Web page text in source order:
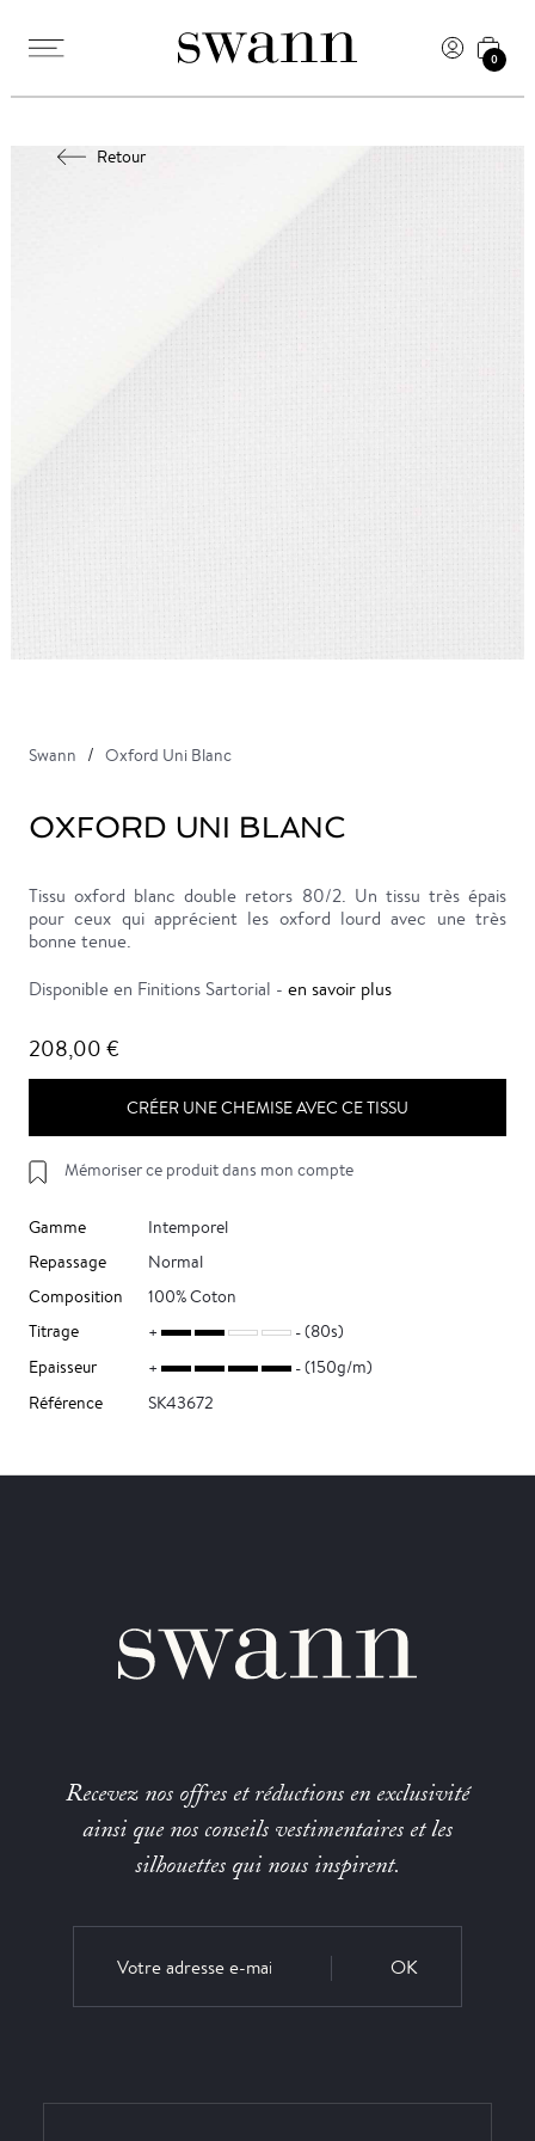
0
Retour
Swann Oxford Uni Blanc
OXFORD UNI BLANC
Tissu oxford blanc double retors 80/2. Un tissu très épais
pour ceux qui apprécient les oxford lourd avec une très
bonne tenue.
Disponible en Finitions Sartorial - en savoir plus
208,00 €
CRÉER UNE CHEMISE AVEC CE TISSU
Mémoriser ce produit dans mon compte
Gamme
Intemporel
Repassage
Normal
Composition
100% Coton
Titrage
(80s)
Epaisseur
(150g/m)
Référence
SK43672
Recevez nos offres et réductions en exclusivité
ainsi que nos conseils vestimentaires et les
silhouettes qui nous inspirent.
OK